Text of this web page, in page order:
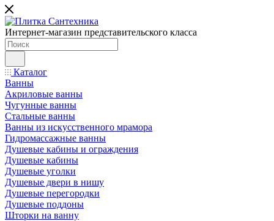
Интернет-магазин представительского класса
Каталог
Ванны
Акриловые ванны
Чугунные ванны
Стальные ванны
Ванны из искусственного мрамора
Гидромассажные ванны
Душевые кабины и ограждения
Душевые кабины
Душевые уголки
Душевые двери в нишу
Душевые перегородки
Душевые поддоны
Шторки на ванну